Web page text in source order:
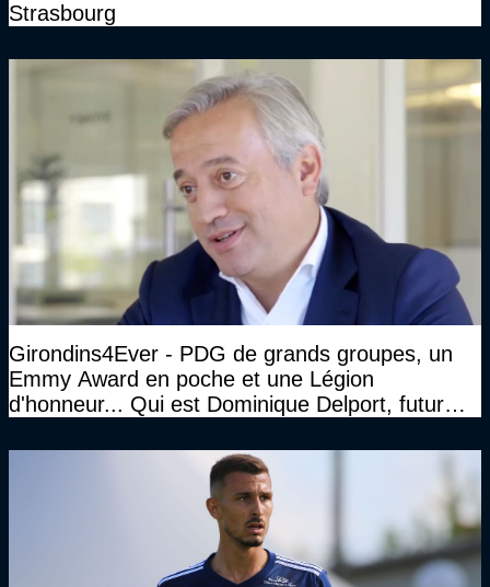
Strasbourg
Girondins4Ever - PDG de grands groupes, un
Emmy Award en poche et une Légion
d'honneur... Qui est Dominique Delport, futur